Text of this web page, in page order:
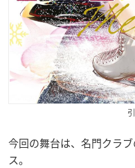
今回の舞台は、名門クラ
ス。